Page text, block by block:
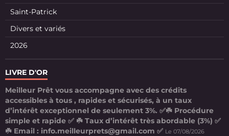
Saint-Patrick
Divers et variés
2026
LIVRE D'OR
Meilleur Prêt vous accompagne avec des crédits
accessibles à tous , rapides et sécurisés, à un taux
d’intérêt exceptionnel de seulement 3%. ✅☘️ Procédure
simple et rapide ✅ ☘️ Taux d’intérêt très abordable (3%) ✅
☘️ Email : info.meilleurprets@gmail.com ✅ Le 07/08/2026